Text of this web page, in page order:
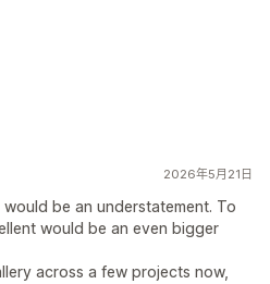
2026年5月21日
be an understatement. To
would be an even bigger
across a few projects now,